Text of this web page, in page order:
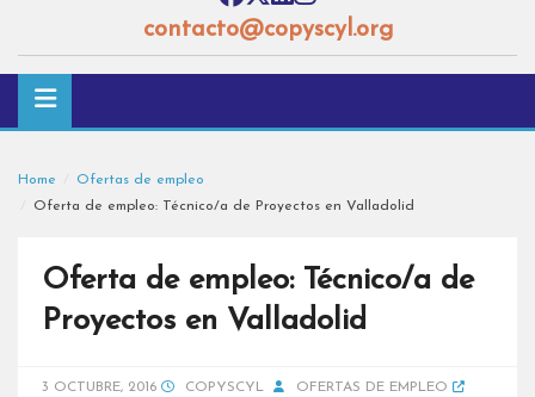
contacto@copyscyl.org
Home
Ofertas de empleo
Oferta de empleo: Técnico/a de Proyectos en Valladolid
Oferta de empleo: Técnico/a de
Proyectos en Valladolid
3 OCTUBRE, 2016 COPYSCYL
OFERTAS DE EMPLEO